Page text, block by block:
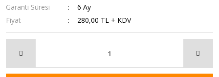
Garanti Süresi
6 Ay
Fiyat
280,00 TL + KDV